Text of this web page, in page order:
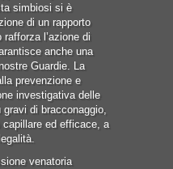
simbiosi si è
di un rapporto
l’azione di
anche una
Guardie. La
prevenzione e
investigativa delle
gravi di bracconaggio,
ed efficace, a
venatoria